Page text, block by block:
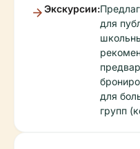
Экскурсии:
для
для
групп